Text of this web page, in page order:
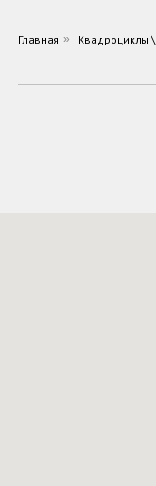
Главная » Квадроциклы \